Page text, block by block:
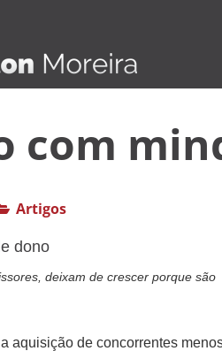
com
Artigos
deixam de crescer porque são
aquisição de concorrentes